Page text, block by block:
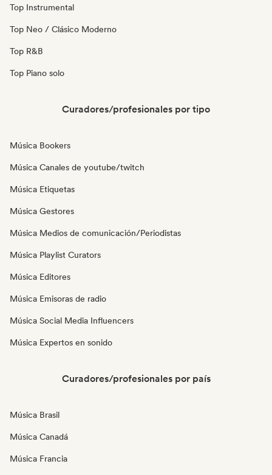
Top Instrumental
Top Neo / Clásico Moderno
Top R&B
Top Piano solo
Curadores/profesionales por tipo
Música Bookers
Música Canales de youtube/twitch
Música Etiquetas
Música Gestores
Música Medios de comunicación/Periodistas
Música Playlist Curators
Música Editores
Música Emisoras de radio
Música Social Media Influencers
Música Expertos en sonido
Curadores/profesionales por país
Música Brasil
Música Canadá
Música Francia